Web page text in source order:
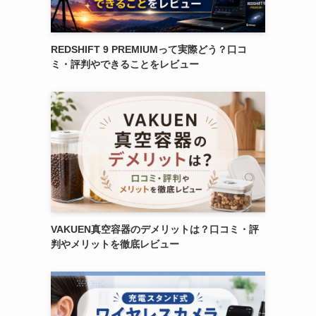
REDSHIFT 9 PREMIUMって実際どう？口コ
ミ・評判やできることをレビュー
VAKUEN真空容器のデメリットは？口コミ・評
判やメリットを徹底レビュー